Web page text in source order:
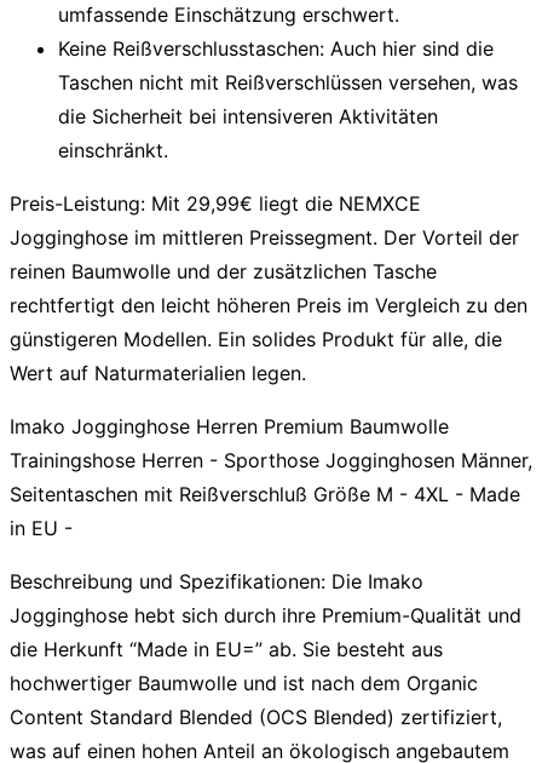
umfassende Einschätzung erschwert.
Keine Reißverschlusstaschen: Auch hier sind die
Taschen nicht mit Reißverschlüssen versehen, was
die Sicherheit bei intensiveren Aktivitäten
einschränkt.
Preis-Leistung: Mit 29,99€ liegt die NEMXCE
Jogginghose im mittleren Preissegment. Der Vorteil der
reinen Baumwolle und der zusätzlichen Tasche
rechtfertigt den leicht höheren Preis im Vergleich zu den
günstigeren Modellen. Ein solides Produkt für alle, die
Wert auf Naturmaterialien legen.
Imako Jogginghose Herren Premium Baumwolle
Trainingshose Herren - Sporthose Jogginghosen Männer,
Seitentaschen mit Reißverschluß Größe M - 4XL - Made
in EU -
Beschreibung und Spezifikationen: Die Imako
Jogginghose hebt sich durch ihre Premium-Qualität und
die Herkunft “Made in EU=” ab. Sie besteht aus
hochwertiger Baumwolle und ist nach dem Organic
Content Standard Blended (OCS Blended) zertifiziert,
was auf einen hohen Anteil an ökologisch angebautem